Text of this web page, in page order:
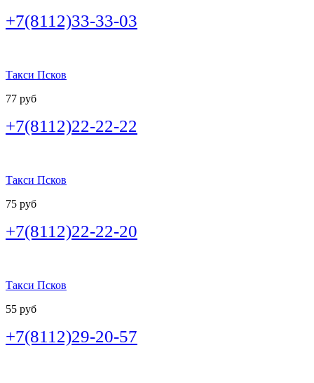
+7(8112)33-33-03
Такси Псков
77 руб
+7(8112)22-22-22
Такси Псков
75 руб
+7(8112)22-22-20
Такси Псков
55 руб
+7(8112)29-20-57